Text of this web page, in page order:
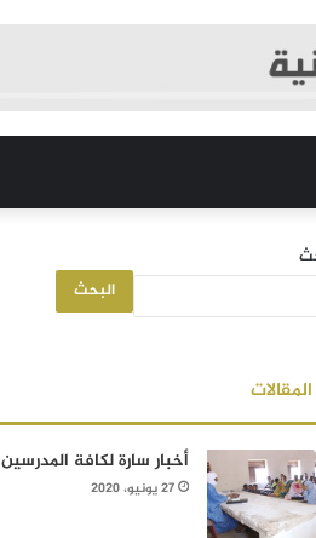
البحث
أخبار سارة لكافة المدرسين
27 يونيو، 2020